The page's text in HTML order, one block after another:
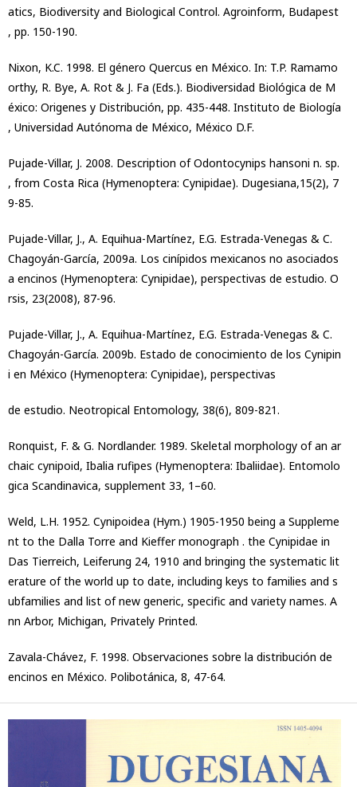
atics, Biodiversity and Biological Control. Agroinform, Budapest
, pp. 150-190.
Nixon, K.C. 1998. El género Quercus en México. In: T.P. Ramamo
orthy, R. Bye, A. Rot & J. Fa (Eds.). Biodiversidad Biológica de M
éxico: Origenes y Distribución, pp. 435-448. Instituto de Biología
, Universidad Autónoma de México, México D.F.
Pujade-Villar, J. 2008. Description of Odontocynips hansoni n. sp.
, from Costa Rica (Hymenoptera: Cynipidae). Dugesiana,15(2), 7
9-85.
Pujade-Villar, J., A. Equihua-Martínez, E.G. Estrada-Venegas & C.
Chagoyán-García, 2009a. Los cinípidos mexicanos no asociados
a encinos (Hymenoptera: Cynipidae), perspectivas de estudio. O
rsis, 23(2008), 87-96.
Pujade-Villar, J., A. Equihua-Martínez, E.G. Estrada-Venegas & C.
Chagoyán-García. 2009b. Estado de conocimiento de los Cynipin
i en México (Hymenoptera: Cynipidae), perspectivas
de estudio. Neotropical Entomology, 38(6), 809-821.
Ronquist, F. & G. Nordlander. 1989. Skeletal morphology of an ar
chaic cynipoid, Ibalia rufipes (Hymenoptera: Ibaliidae). Entomolo
gica Scandinavica, supplement 33, 1–60.
Weld, L.H. 1952. Cynipoidea (Hym.) 1905-1950 being a Suppleme
nt to the Dalla Torre and Kieffer monograph . the Cynipidae in
Das Tierreich, Leiferung 24, 1910 and bringing the systematic lit
erature of the world up to date, including keys to families and s
ubfamilies and list of new generic, specific and variety names. A
nn Arbor, Michigan, Privately Printed.
Zavala-Chávez, F. 1998. Observaciones sobre la distribución de
encinos en México. Polibotánica, 8, 47-64.